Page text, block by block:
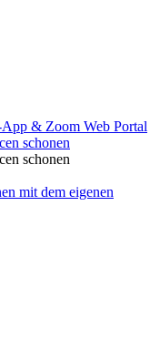
& Zoom Web Portal
schonen
schonen
mit dem eigenen